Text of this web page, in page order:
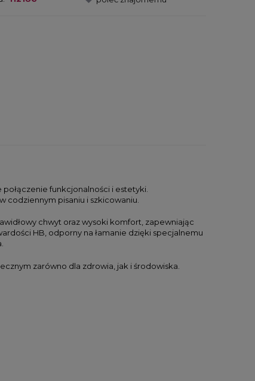
funkcjonalności i estetyki.
codziennym pisaniu i szkicowaniu.
chwyt oraz wysoki komfort, zapewniając
HB, odporny na łamanie dzięki specjalnemu
zarówno dla zdrowia, jak i środowiska.